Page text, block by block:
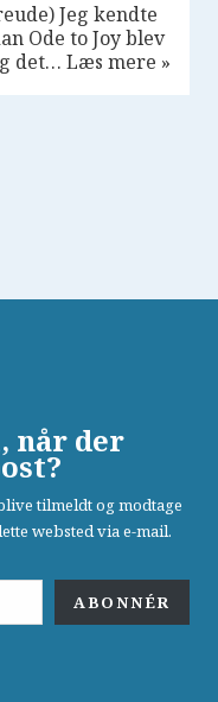
Jeg kendte
Ode to Joy blev
det… Læs mere »
når der
tilmeldt og modtage
websted via e-mail.
ABONNÉR